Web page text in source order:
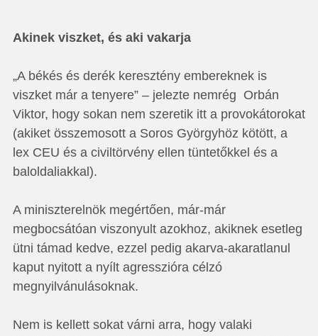
Akinek viszket, és aki vakarja
„A békés és derék keresztény embereknek is
viszket már a tenyere” – jelezte nemrég Orbán
Viktor, hogy sokan nem szeretik itt a provokátorokat
(akiket összemosott a Soros Györgyhöz kötött, a
lex CEU és a civiltörvény ellen tüntetőkkel és a
baloldaliakkal).
A miniszterelnök megértően, már-már
megbocsátóan viszonyult azokhoz, akiknek esetleg
ütni támad kedve, ezzel pedig akarva-akaratlanul
kaput nyitott a nyílt agresszióra célzó
megnyilvánulásoknak.
Nem is kellett sokat várni arra, hogy valaki